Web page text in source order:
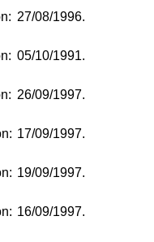
27/08/1996.
05/10/1991.
26/09/1997.
17/09/1997.
19/09/1997.
16/09/1997.